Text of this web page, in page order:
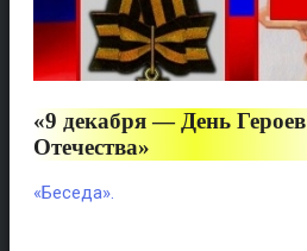
«9 декабря — День Героев
Отечества»
«Беседа».